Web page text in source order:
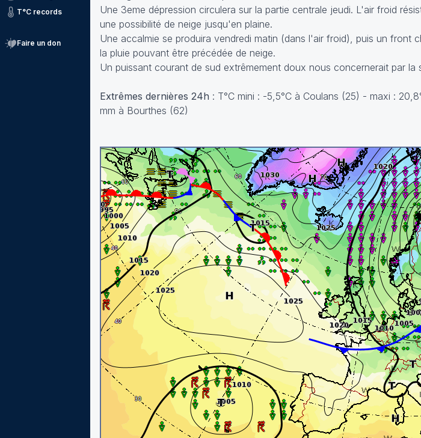
T°C records
Faire un don
Une 3eme dépression circulera sur la partie centrale jeudi. L'air froid
une possibilité de neige jusqu'en plaine.
Une accalmie se produira vendredi matin (dans l'air froid), puis un front
la pluie pouvant être précédée de neige.
Un puissant courant de sud extrêmement doux nous concernerait par la
Extrêmes dernières 24h : T°C mini : -5,5°C à Coulans (25) - maxi :
mm à Bourthes (62)